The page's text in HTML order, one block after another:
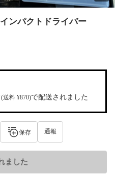
ンパクトドライバー
(送料 ¥870)で配送されました
保存 通報
ました